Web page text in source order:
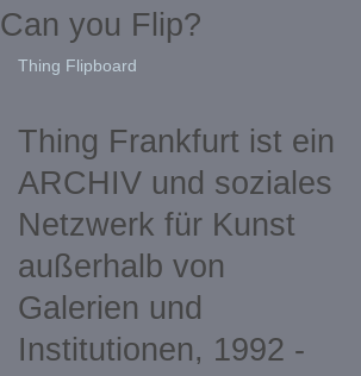
Can you Flip?
Thing Flipboard
Thing Frankfurt ist ein
ARCHIV und soziales
Netzwerk für Kunst
außerhalb von
Galerien und
Institutionen, 1992 -